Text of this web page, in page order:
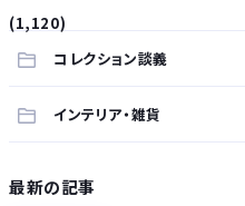
(1,120)
コレクション談義
インテリア・雑貨
最新の記事